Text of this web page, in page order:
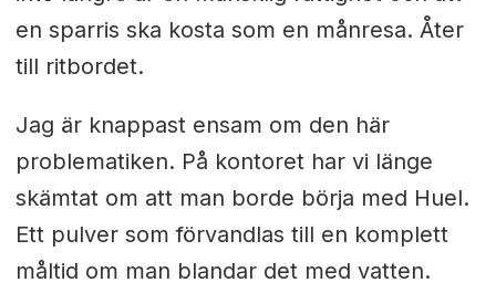
en sparris ska kosta som en månresa. Åter
till ritbordet.
Jag är knappast ensam om den här
problematiken. På kontoret har vi länge
skämtat om att man borde börja med Huel.
Ett pulver som förvandlas till en komplett
måltid om man blandar det med vatten.